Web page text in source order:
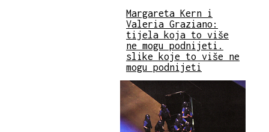
Margareta Kern i
Valeria Graziano:
tijela koja to više
ne mogu podnijeti.
slike koje to više ne
mogu podnijeti